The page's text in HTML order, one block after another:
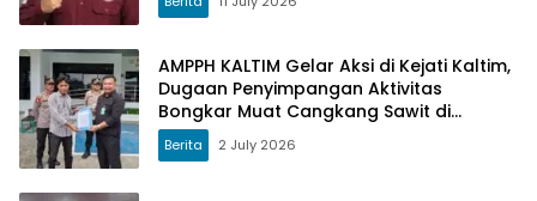
AMPPH KALTIM Gelar Aksi di Kejati Kaltim,
Dugaan Penyimpangan Aktivitas
Bongkar Muat Cangkang Sawit di
Logpond Tubaan
Berita 2 July 2026